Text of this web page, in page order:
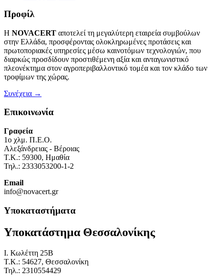
Προφίλ
Η NOVACERT αποτελεί τη μεγαλύτερη εταιρεία συμβούλων
στην Ελλάδα, προσφέροντας ολοκληρωμένες προτάσεις και
πρωτοποριακές υπηρεσίες μέσω καινοτόμων τεχνολογιών, που
διαρκώς προσδίδουν προστιθέμενη αξία και ανταγωνιστικό
πλεονέκτημα στον αγροπεριβαλλοντικό τομέα και τον κλάδο των
τροφίμων της χώρας.
Συνέχεια →
Επικοινωνία
Γραφεία
1o χλμ. Π.Ε.Ο.
Αλεξάνδρειας - Βέροιας
Τ.Κ.: 59300, Ημαθία
Τηλ.: 2333053200-1-2
Email
info@novacert.gr
Υποκαταστήματα
Υποκατάστημα Θεσσαλονίκης
I. Κωλέττη 25Β
Τ.Κ.: 54627, Θεσσαλονίκη
Τηλ.: 2310554429